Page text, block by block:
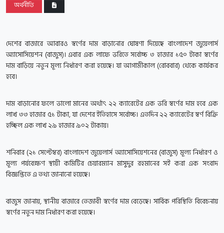
অর্থনীতি
দেশের বাজারে আবারও স্বর্ণের দাম বাড়ানোর ঘোষণা দিয়েছে বাংলাদেশ জুয়েলার্স
অ্যাসোসিয়েশন (বাজুস)। এবার এক লাফে ভরিতে সর্বোচ্চ ৩ হাজার ১৫০ টাকা স্বর্ণের
দাম বাড়িয়ে নতুন মূল্য নির্ধারণ করা হয়েছে। যা আগামীকাল (রোববার) থেকে কার্যকর
হবে।
দাম বাড়ানোর ফলে ভালো মানের অর্থাৎ ২২ ক্যারেটের এক ভরি স্বর্ণের দাম হবে এক
লাখ ৩৩ হাজার ৫১ টাকা, যা দেশের ইতিহাসে সর্বোচ্চ। এতদিন ২২ ক্যারেটের স্বর্ণ বিক্রি
হচ্ছিল এক লাখ ২৯ হাজার ৯০২ টাকায়।
শনিবার (২১ সেপ্টেম্বর) বাংলাদেশ জুয়েলার্স অ্যাসোসিয়েশনের (বাজুস) মূল্য নির্ধারণ ও
মূল্য পর্যবেক্ষণ স্থায়ী কমিটির চেয়ারম্যান মাসুদুর রহমানের সই করা এক সংবাদ
বিজ্ঞপ্তিতে এ তথ্য জানানো হয়েছে।
বাজুস জানায়, স্থানীয় বাজারে তেজাবী স্বর্ণের দাম বেড়েছে। সার্বিক পরিস্থিতি বিবেচনায়
স্বর্ণের নতুন দাম নির্ধারণ করা হয়েছে।